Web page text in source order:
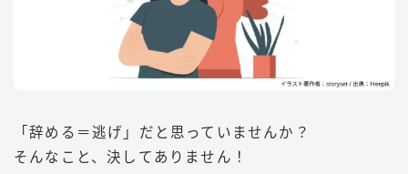
「辞める＝逃げ」だと思っていませんか？
そんなこと、決してありません！